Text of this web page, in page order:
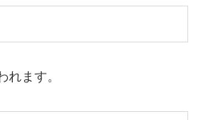
れます。